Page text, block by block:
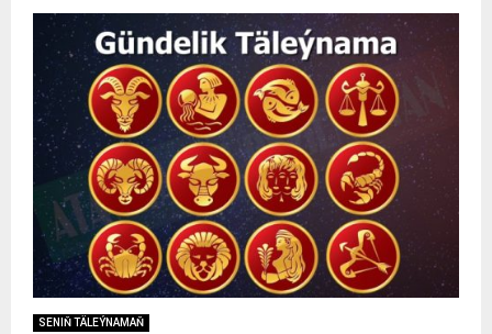
SENIŇ TÄLEÝNAMAŇ